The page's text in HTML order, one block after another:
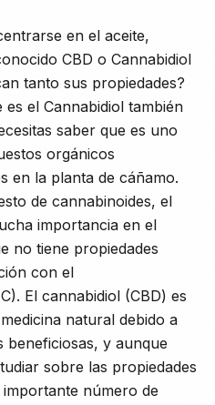
en el aceite,
CBD o Cannabidiol
tanto sus propiedades?
el Cannabidiol también
saber que es uno
orgánicos
en la planta de cáñamo.
de cannabinoides, el
importancia en el
no tiene propiedades
con el
El cannabidiol (CBD) es
natural debido a
beneficiosas, y aunque
sobre las propiedades
número de